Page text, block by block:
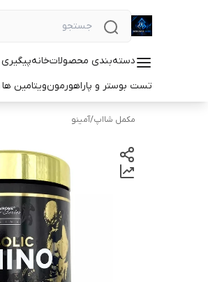
دسته‌بندی محصولاتخانه
تست بوستر و پاراهورمونویتامین
مکمل شااپ/آمینو